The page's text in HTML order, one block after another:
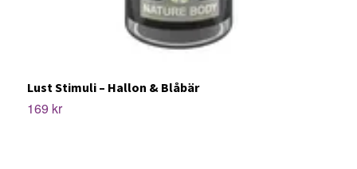
Lust Stimuli – Hallon & Blåbär
169 kr